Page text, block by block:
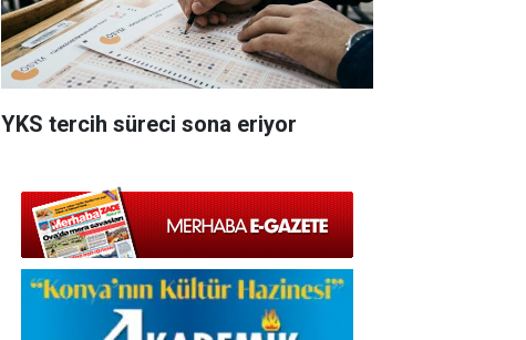
YKS tercih süreci sona eriyor